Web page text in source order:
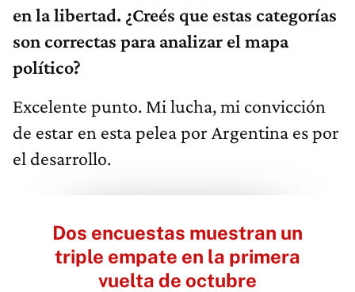
en la libertad. ¿Creés que estas categorías
son correctas para analizar el mapa
político?
Excelente punto. Mi lucha, mi convicción
de estar en esta pelea por Argentina es por
el desarrollo.
Dos encuestas muestran un
triple empate en la primera
vuelta de octubre